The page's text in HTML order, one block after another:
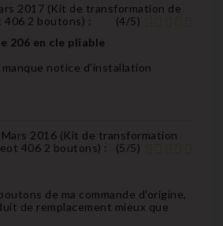
2017 (Kit de transformation de
406 2 boutons) : (4/5)
206 en cle pliable
notice d'installation
2016 (Kit de transformation
406 2 boutons) : (5/5)
de ma commande d'origine,
de remplacement mieux que